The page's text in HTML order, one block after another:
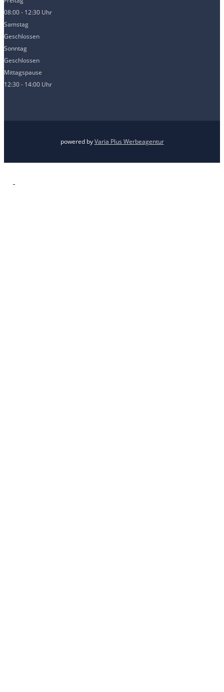
08:00 - 12:30 Uhr
Samstag
Geschlossen
Sonntag
Geschlossen
Mittagspause
12:30 - 14:00 Uhr
powered byVaria Plus Werbeagentur